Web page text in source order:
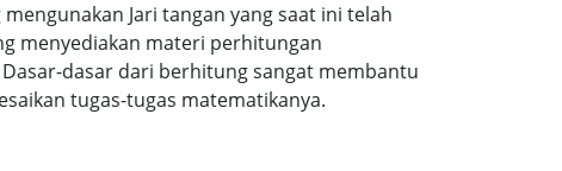
Jari tangan yang saat ini telah
menyediakan materi perhitungan
dasar dari berhitung sangat membantu
tugas-tugas matematikanya.